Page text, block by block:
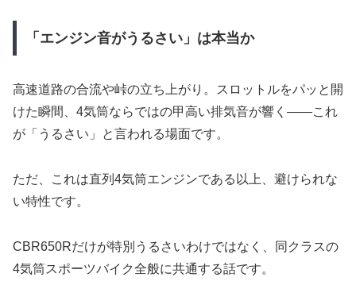
「エンジン音がうるさい」は本当か
高速道路の合流や峠の立ち上がり。スロットルをパッと開
けた瞬間、4気筒ならではの甲高い排気音が響く——これ
が「うるさい」と言われる場面です。
ただ、これは直列4気筒エンジンである以上、避けられな
い特性です。
CBR650Rだけが特別うるさいわけではなく、同クラスの
4気筒スポーツバイク全般に共通する話です。